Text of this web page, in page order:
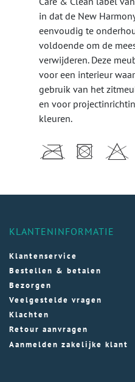
in dat de New
eenvoudig te
voldoende om de
verwijderen. Deze
voor een interieur
gebruik van het
en voor
kleuren.
KLANTENINFORMATIE
Klantenservice
Bestellen & betalen
Bezorgen
Veelgestelde vragen
Klachten
Retour aanvragen
Aanmelden zakelijke klant